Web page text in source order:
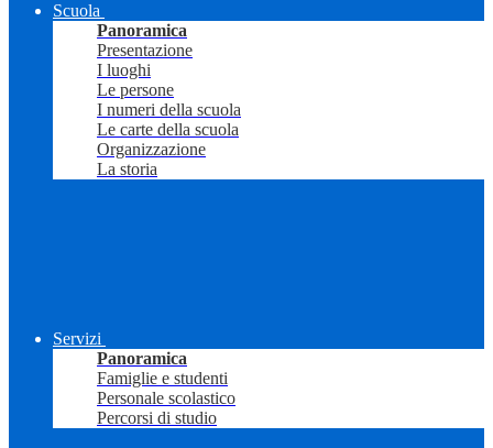
Scuola
Panoramica
Presentazione
I luoghi
Le persone
I numeri della scuola
Le carte della scuola
Organizzazione
La storia
Servizi
Panoramica
Famiglie e studenti
Personale scolastico
Percorsi di studio